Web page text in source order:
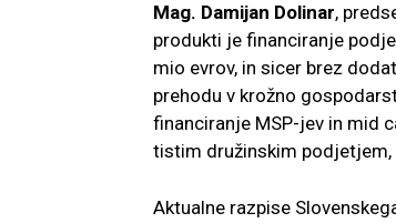
Mag. Damijan Dolinar,
produkti je financiranje
mio evrov, in sicer brez
prehodu v krožno
financiranje MSP-jev in mid
tistim družinskim podjetjem,
Aktualne razpise